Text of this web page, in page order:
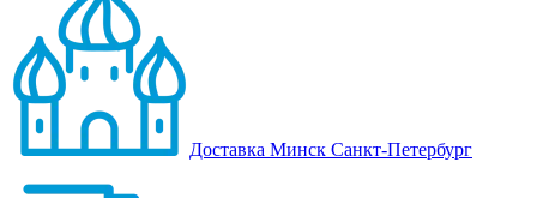
Доставка Минск Санкт-Петербург